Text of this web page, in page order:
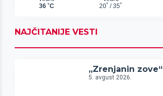
NAJČITANIJE VESTI
„Zrenjanin zove“
5. avgust 2026.